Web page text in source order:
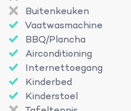
Buitenkeuken
Vaatwasmachine
BBQ/Plancha
Airconditioning
Internettoegang
Kinderbed
Kinderstoel